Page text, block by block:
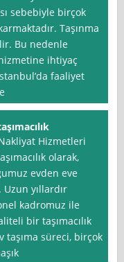
sebebiyle birçok
Taşınma
Bu nedenle
ihtiyaç
faaliyet
Hizmetleri
olarak,
evden eve
yıllardır
kadromuz ile
bir taşımacılık
taşıma süreci, birçok